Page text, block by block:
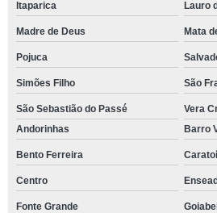
Itaparica Lauro
Madre de Deus Mata
Pojuca
Simões Filho São
São Sebastião do Passé
Vera
Andorinhas
Barro
Bento Ferreira
Centro
Fonte Grande